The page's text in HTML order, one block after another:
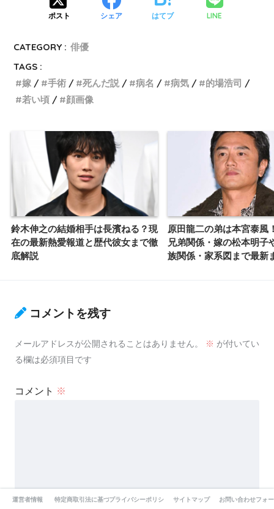
ポスト シェア はてブ LINE
CATEGORY : 俳優
TAGS :
嫁
手術 死んだ説 病名 病気
的場浩司
若い頃
顔画像
鈴木伸之の結婚相手は長濱ねる？現
在の最新熱愛報道と歴代彼女まで徹
底解説
原田龍二の弟は本宮泰風
兄弟関係・嫁の松本明子
族関係・家系図まで最新
コメントを残す
メールアドレスが公開されることはありません。 ※ が付いてい
る欄は必須項目です
コメント ※
運営者情報 特定商取引法に基づく表記プライバシーポリシー サイトマップ お問い合わせフォ